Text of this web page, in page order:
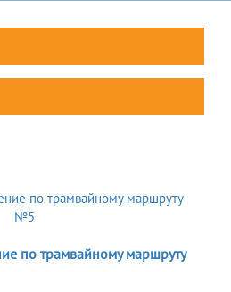
по трамвайному маршруту